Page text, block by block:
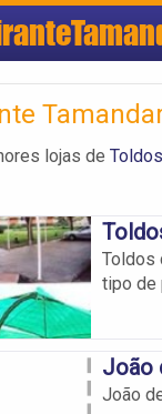
lojas de
Toldos
tipo de
João
João